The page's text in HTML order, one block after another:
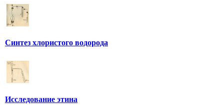
Синтез хлористого водорода
Исследование этина